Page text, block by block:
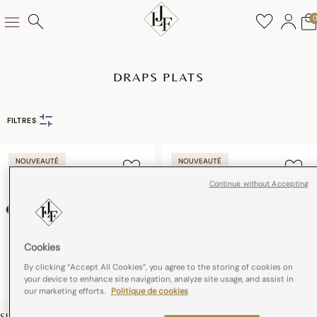
0
DRAPS PLATS
FILTRES
NOUVEAUTÉ NOUVEAUTÉ
Cookies
By clicking “Accept All Cookies”, you agree to the storing of cookies on
your device to enhance site navigation, analyze site usage, and assist in
our marketing efforts. Politique de cookies
Continue without Accepting